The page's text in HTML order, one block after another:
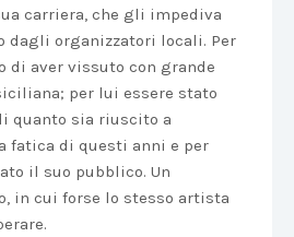
carriera, che gli impediva
dagli organizzatori locali. Per
di aver vissuto con grande
per lui essere stato
quanto sia riuscito a
fatica di questi anni e per
il suo pubblico. Un
in cui forse lo stesso artista